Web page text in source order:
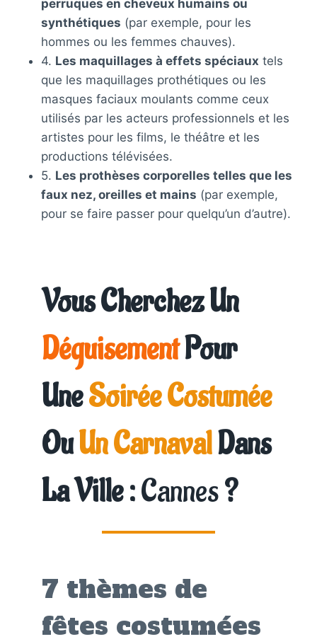
perruques en cheveux humains ou
synthétiques (par exemple, pour les
hommes ou les femmes chauves).
4. Les maquillages à effets spéciaux tels
que les maquillages prothétiques ou les
masques faciaux moulants comme ceux
utilisés par les acteurs professionnels et les
artistes pour les films, le théâtre et les
productions télévisées.
5. Les prothèses corporelles telles que les
faux nez, oreilles et mains (par exemple,
pour se faire passer pour quelqu’un d’autre).
Vous Cherchez Un
DéguisementPour
UneSoirée Costumée
OuUn CarnavalDans
La Ville :Cannes?
7 thèmes de
fêtes costumées